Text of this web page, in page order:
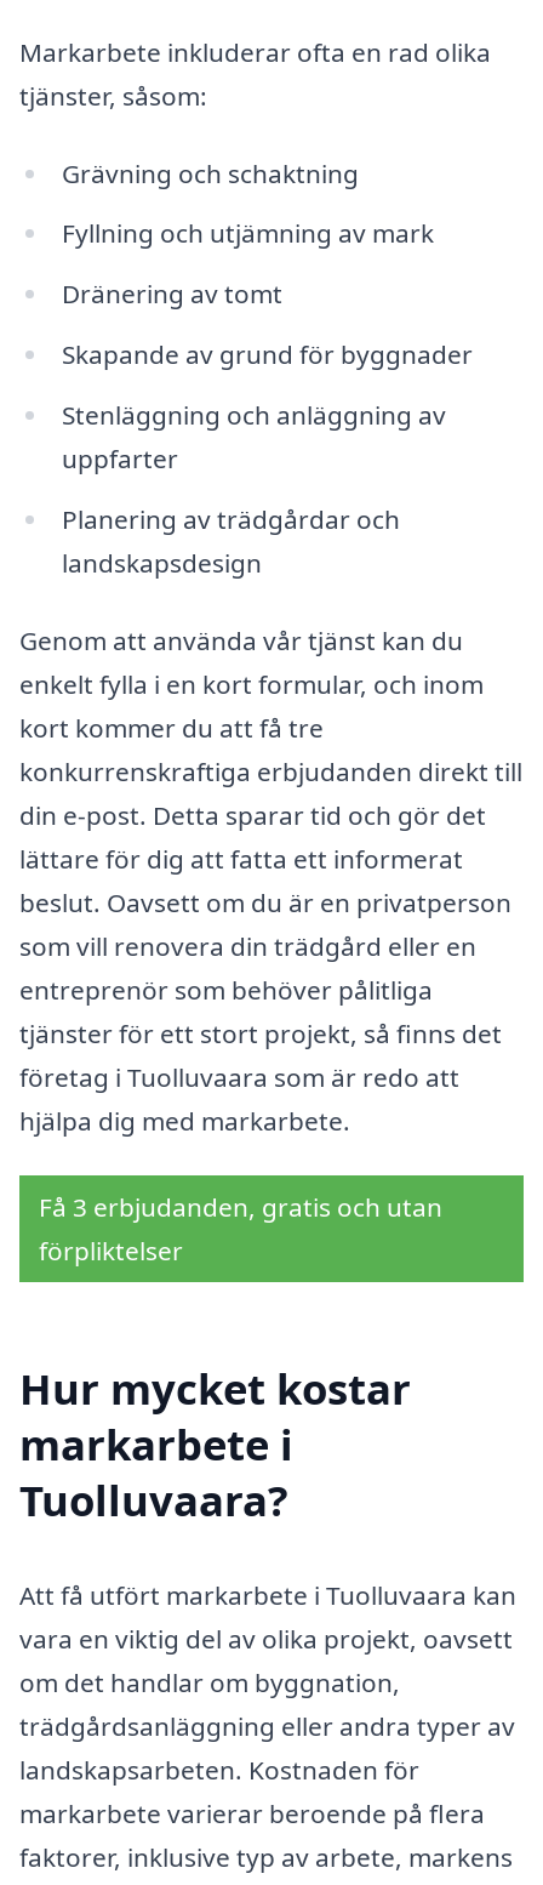
Markarbete inkluderar ofta en rad olika
tjänster, såsom:
Grävning och schaktning
Fyllning och utjämning av mark
Dränering av tomt
Skapande av grund för byggnader
Stenläggning och anläggning av
uppfarter
Planering av trädgårdar och
landskapsdesign
Genom att använda vår tjänst kan du
enkelt fylla i en kort formular, och inom
kort kommer du att få tre
konkurrenskraftiga erbjudanden direkt till
din e-post. Detta sparar tid och gör det
lättare för dig att fatta ett informerat
beslut. Oavsett om du är en privatperson
som vill renovera din trädgård eller en
entreprenör som behöver pålitliga
tjänster för ett stort projekt, så finns det
företag i Tuolluvaara som är redo att
hjälpa dig med markarbete.
Få 3 erbjudanden, gratis och utan
förpliktelser
Hur mycket kostar
markarbete i
Tuolluvaara?
Att få utfört markarbete i Tuolluvaara kan
vara en viktig del av olika projekt, oavsett
om det handlar om byggnation,
trädgårdsanläggning eller andra typer av
landskapsarbeten. Kostnaden för
markarbete varierar beroende på flera
faktorer, inklusive typ av arbete, markens